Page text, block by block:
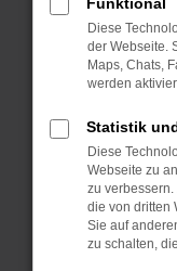
passende
Wenn du
Umgebung
herzlich zu
liegt bei
Autobahn
Zeit? Keine
bieten dir
Würzburg
Diese
der Webseite.
Maps, Chats,
werden
Statistik
Diese
Webseite zu
zu
die von dritten
Sie auf
zu schalten,